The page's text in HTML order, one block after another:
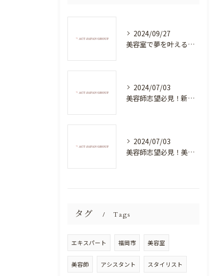
2024/09/27
美容室で夢を叶える！自分を磨く新たなチャンス
2024/07/03
美容師志望必見！新たな価値を創造する美容室でハイレベルな技術を学べる環境
2024/07/03
美容師志望必見！美容室NEWSTANDARDで最高のスキルアップを目指そう！
タグ Tags
エキスパート 福岡市 美容室
美容師 アシスタント スタイリスト